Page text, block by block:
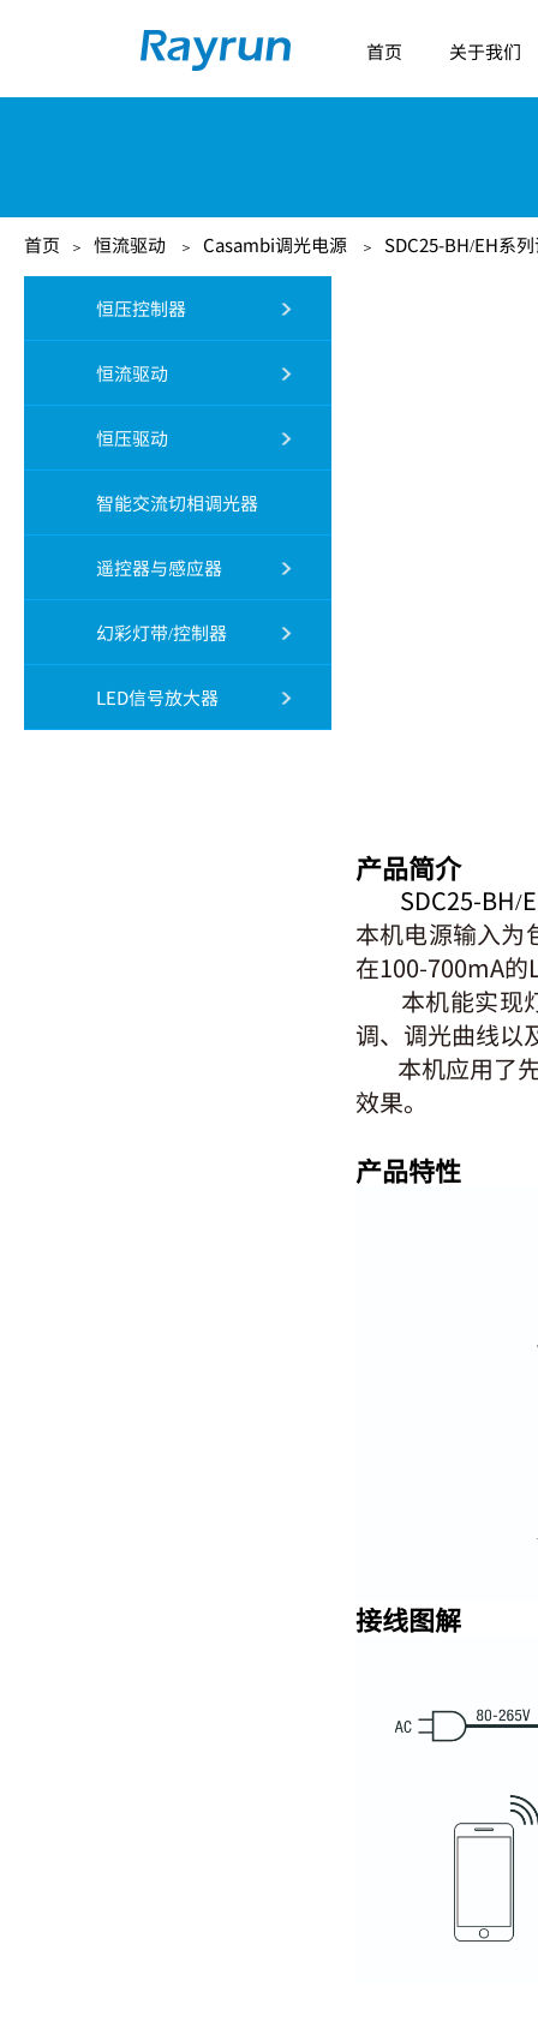
首页 关于我们
首页 ＞ 恒流驱动 ＞ Casambi调光电源 ＞ SDC25-BH/EH系
产品简介
SDC25-BH/
本机电源输⼊为
在100-700mA
本机能实现灯
调、调光曲线以
本机应⽤了先
效果。
产品特性
接线图解
恒压控制器
恒流驱动
恒压驱动
智能交流切相调光器
遥控器与感应器
幻彩灯带/控制器
LED信号放大器